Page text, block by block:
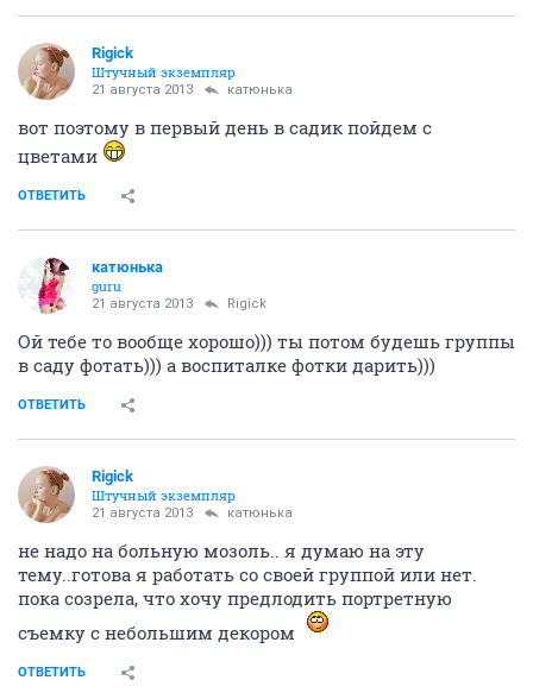
Rigick
Штучный экземпляр
21 августа 2013 катюнька
вот поэтому в первый день в садик пойдем с
цветами
ОТВЕТИТЬ
катюнька
guru
21 августа 2013 Rigick
Ой тебе то вообще хорошо))) ты потом будешь группы
в саду фотать))) а воспиталке фотки дарить)))
ОТВЕТИТЬ
Rigick
Штучный экземпляр
21 августа 2013 катюнька
не надо на больную мозоль.. я думаю на эту
тему..готова я работать со своей группой или нет.
пока созрела, что хочу предлодить портретную
съемку с небольшим декором
ОТВЕТИТЬ